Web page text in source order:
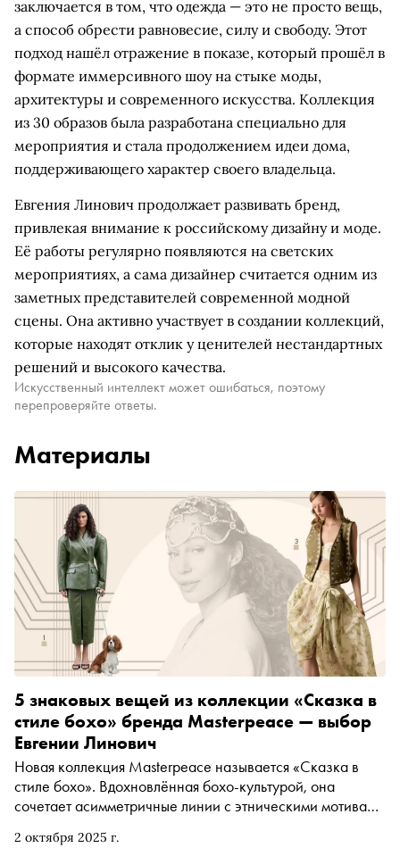
заключается в том, что одежда — это не просто вещь,
а способ обрести равновесие, силу и свободу. Этот
подход нашёл отражение в показе, который прошёл в
формате иммерсивного шоу на стыке моды,
архитектуры и современного искусства. Коллекция
из 30 образов была разработана специально для
мероприятия и стала продолжением идеи дома,
поддерживающего характер своего владельца.
Евгения Линович продолжает развивать бренд,
привлекая внимание к российскому дизайну и моде.
Её работы регулярно появляются на светских
мероприятиях, а сама дизайнер считается одним из
заметных представителей современной модной
сцены. Она активно участвует в создании коллекций,
которые находят отклик у ценителей нестандартных
решений и высокого качества.
Искусственный интеллект может ошибаться, поэтому
перепроверяйте ответы.
Материалы
2 октября 2025 г.
5 знаковых вещей из коллекции «Сказка в
стиле бохо» бренда Masterpeace — выбор
Евгении Линович
Новая коллекция Masterpeace называется «Сказка в
стиле бохо». Вдохновлённая бохо-культурой, она
сочетает асимметричные линии с этническими мотивами
для «Сноба» дизайнер марки Евгения Линович выбрала